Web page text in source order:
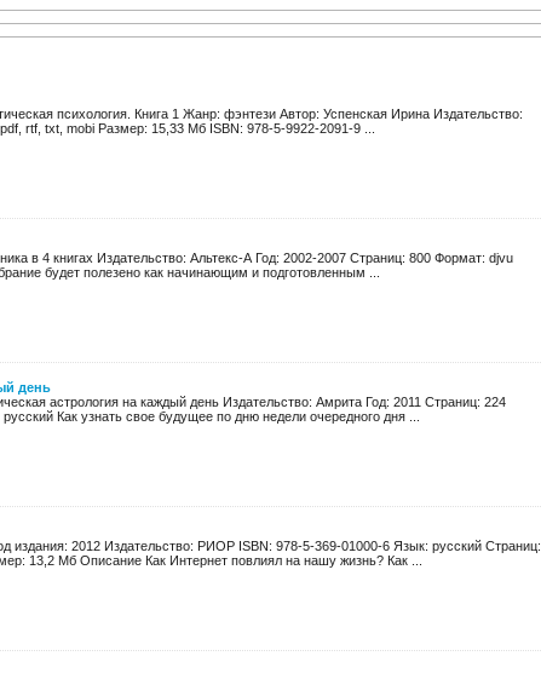
психология. Книга 1 Жанр: фэнтези Автор: Успенская Ирина Издательство:
rtf, txt, mobi Размер: 15,33 Мб ISBN: 978-5-9922-2091-9 ...
в 4 книгах Издательство: Альтекс-А Год: 2002-2007 Страниц: 800 Формат: djvu
будет полезено как начинающим и подготовленным ...
день
астрология на каждый день Издательство: Амрита Год: 2011 Страниц: 224
Как узнать свое будущее по дню недели очередного дня ...
издания: 2012 Издательство: РИОР ISBN: 978-5-369-01000-6 Язык: русский Страниц:
13,2 Мб Описание Как Интернет повлиял на нашу жизнь? Как ...